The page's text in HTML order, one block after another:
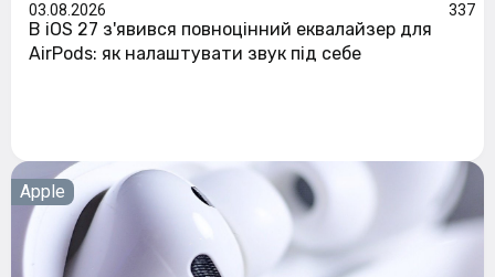
03.08.2026 337
В iOS 27 з'явився повноцінний еквалайзер для
AirPods: як налаштувати звук під себе
Apple